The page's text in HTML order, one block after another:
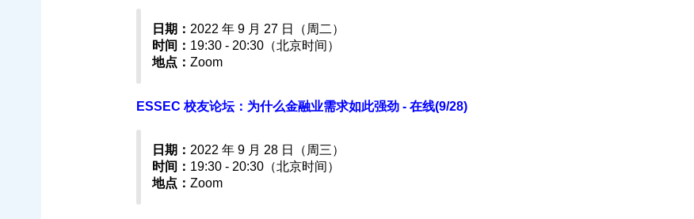
日期： 2022 年 9 月 27 日（周二）
时间： 19:30 - 20:30（北京时间）
地点： Zoom
ESSEC 校友论坛：为什么金融业需求如此强劲 - 在线(9/28)
日期： 2022 年 9 月 28 日（周三）
时间： 19:30 - 20:30（北京时间）
地点： Zoom